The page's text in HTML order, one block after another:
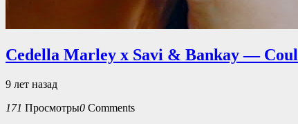
Cedella Marley x Savi & Bankay —
9 лет назад
171 Просмотры0 Comments